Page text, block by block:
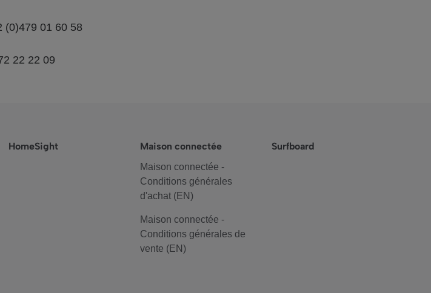
(0)479 01 60 58
22 22 09
HomeSight Maison connectée
Maison connectée -
Conditions générales
d'achat (EN)
Maison connectée -
Conditions générales de
vente (EN)
Surfboard